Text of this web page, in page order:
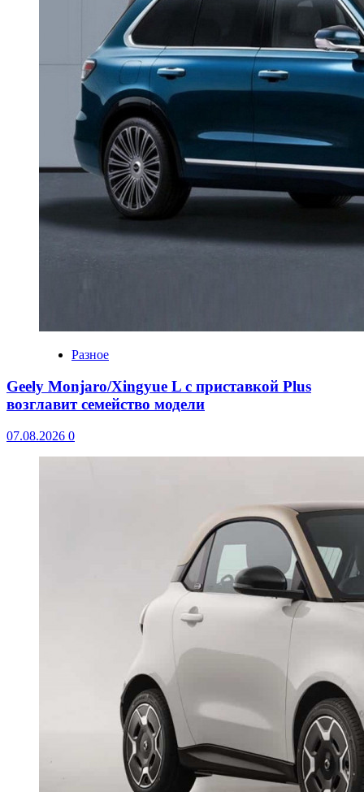
Разное
Geely Monjaro/Xingyue L с приставкой Plus
возглавит семейство модели
07.08.2026 0